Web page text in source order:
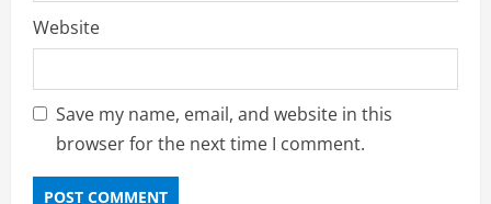
Website
Save my name, email, and website in this
browser for the next time I comment.